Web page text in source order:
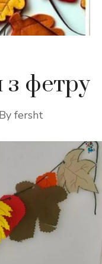
з фетру
By fersht